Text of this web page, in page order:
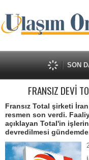
SON
FRANSIZ DEVİ
Fransız Total şirketi
resmen son verdi.
açıklayan Total'in
devredilmesi